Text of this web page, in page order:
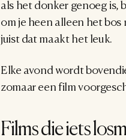
als het donker genoeg is,
om je heen alleen het bos
juist dat maakt het leuk.
Elke avond wordt
zomaar een film
Films die iets